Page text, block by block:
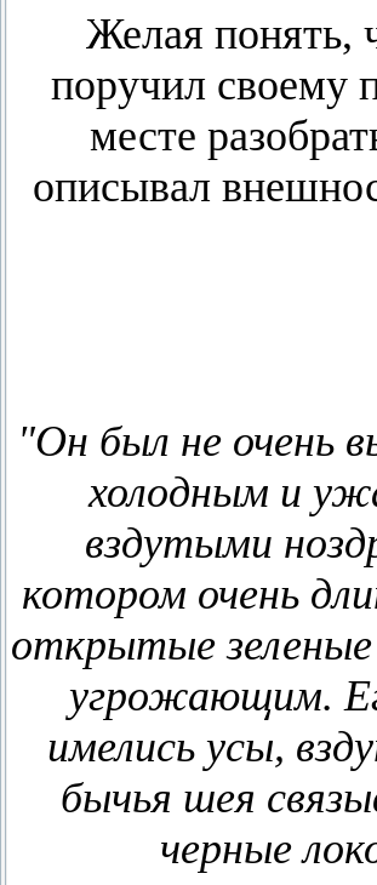
Желая понять,
поручил своему
месте
описывал
"Он был не очень
холодным и
вздутыми
котором очень
открытые зеленые
угрожающим.
имелись усы,
бычья шея
черные